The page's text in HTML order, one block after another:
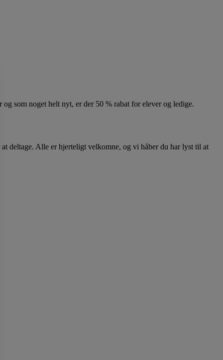
som noget helt nyt, er der 50 % rabat for elever og ledige.
deltage. Alle er hjerteligt velkomne, og vi håber du har lyst til at